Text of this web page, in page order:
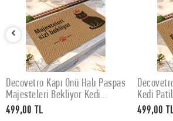
SEPETE EKLE
Decovetro Kapı Önü Halı Paspas
Majesteleri Bekliyor Kedi
Baskılı 40 x 60 Cm
499,00 TL
Kedi
Cm
499,00